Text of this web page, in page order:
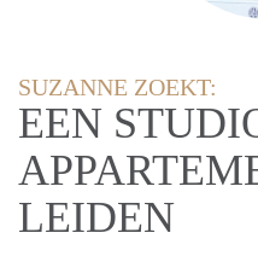
SUZANNE ZOEKT:
EEN
LEIDEN